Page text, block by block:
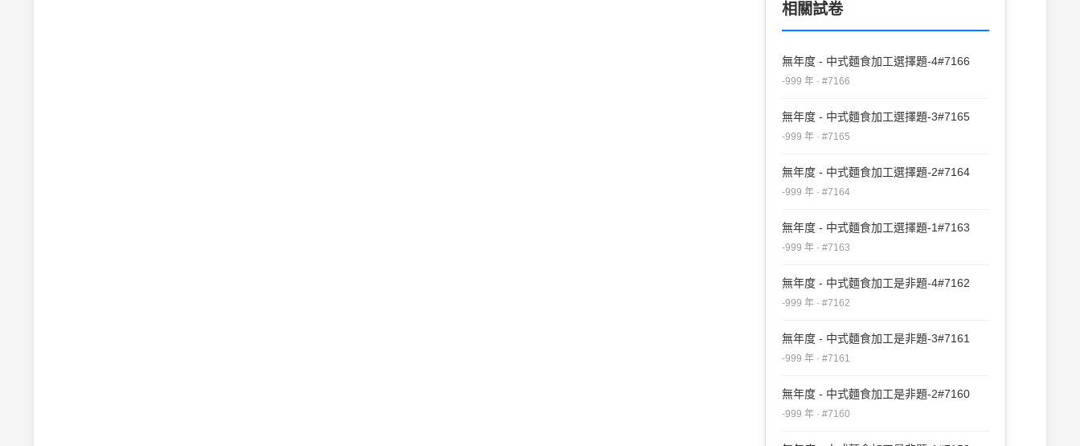
相關試卷
無年度 - 中式麵食加工選擇題-4#7166
-999 年 · #7166
無年度 - 中式麵食加工選擇題-3#7165
-999 年 · #7165
無年度 - 中式麵食加工選擇題-2#7164
-999 年 · #7164
無年度 - 中式麵食加工選擇題-1#7163
-999 年 · #7163
無年度 - 中式麵食加工是非題-4#7162
-999 年 · #7162
無年度 - 中式麵食加工是非題-3#7161
-999 年 · #7161
無年度 - 中式麵食加工是非題-2#7160
-999 年 · #7160